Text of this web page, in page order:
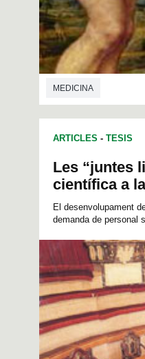
MEDICINA
ARTICLES - TESIS
Les “juntes
científica a
El desenvolupament
demanda de personal